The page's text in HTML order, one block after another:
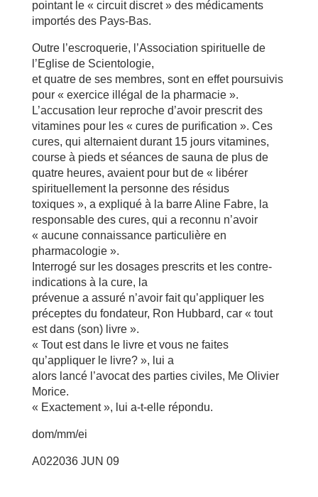
pointant le « circuit discret » des médicaments
importés des Pays-Bas.
Outre l’escroquerie, l’Association spirituelle de
l’Eglise de Scientologie,
et quatre de ses membres, sont en effet poursuivis
pour « exercice illégal de la pharmacie ».
L’accusation leur reproche d’avoir prescrit des
vitamines pour les « cures de purification ». Ces
cures, qui alternaient durant 15 jours vitamines,
course à pieds et séances de sauna de plus de
quatre heures, avaient pour but de « libérer
spirituellement la personne des résidus
toxiques », a expliqué à la barre Aline Fabre, la
responsable des cures, qui a reconnu n’avoir
« aucune connaissance particulière en
pharmacologie ».
Interrogé sur les dosages prescrits et les contre-
indications à la cure, la
prévenue a assuré n’avoir fait qu’appliquer les
préceptes du fondateur, Ron Hubbard, car « tout
est dans (son) livre ».
« Tout est dans le livre et vous ne faites
qu’appliquer le livre? », lui a
alors lancé l’avocat des parties civiles, Me Olivier
Morice.
« Exactement », lui a-t-elle répondu.
dom/mm/ei
A022036 JUN 09